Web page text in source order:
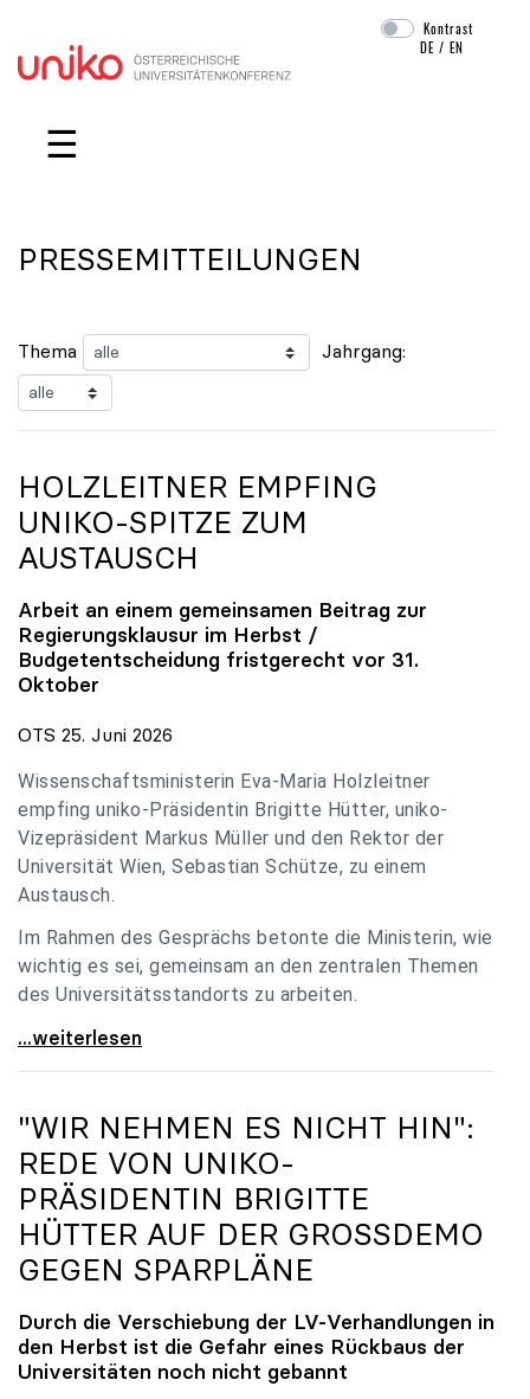
Navigation überspringen
Kontrast
DE /EN
☰
PRESSEMITTEILUNGEN
Thema Jahrgang:
HOLZLEITNER EMPFING
UNIKO-SPITZE ZUM
AUSTAUSCH
Arbeit an einem gemeinsamen Beitrag zur
Regierungsklausur im Herbst /
Budgetentscheidung fristgerecht vor 31.
Oktober
OTS 25. Juni 2026
Wissenschaftsministerin Eva-Maria Holzleitner
empfing uniko-Präsidentin Brigitte Hütter, uniko-
Vizepräsident Markus Müller und den Rektor der
Universität Wien, Sebastian Schütze, zu einem
Austausch.
Im Rahmen des Gesprächs betonte die Ministerin, wie
wichtig es sei, gemeinsam an den zentralen Themen
des Universitätsstandorts zu arbeiten.
Holzleitner empfing uniko-Spitze zum Austausch
...weiterlesen
"WIR NEHMEN ES NICHT HIN":
REDE VON UNIKO-
PRÄSIDENTIN BRIGITTE
HÜTTER AUF DER GROSSDEMO G
EGEN SPARPLÄNE
Durch die Verschiebung der LV-Verhandlungen in
den Herbst ist die Gefahr eines Rückbaus der
Universitäten noch nicht gebannt